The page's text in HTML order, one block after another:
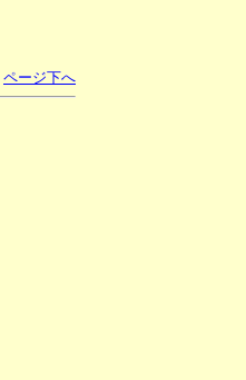
ページ下へ